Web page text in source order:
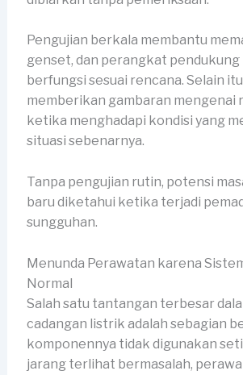
Pengujian berkala membantu
genset, dan perangkat pendukung
berfungsi sesuai rencana. Selain
memberikan gambaran mengenai
ketika menghadapi kondisi yang
situasi sebenarnya.
Tanpa pengujian rutin, potensi
baru diketahui ketika terjadi
sungguhan.
Menunda Perawatan karena
Normal
Salah satu tantangan terbesar
cadangan listrik adalah sebagian
komponennya tidak digunakan
jarang terlihat bermasalah,